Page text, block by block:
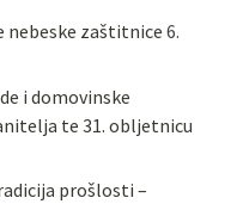
nebeske zaštitnice 6.
i domovinske
te 31. obljetnicu
prošlosti –